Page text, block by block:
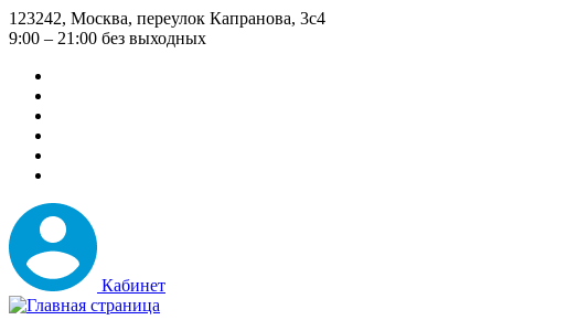
Перейти
к
содержанию
123242, Москва, переулок Капранова, 3с4
9:00 – 21:00 без выходных
Кабинет